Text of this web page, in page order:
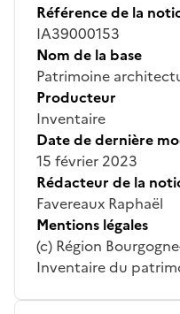
Référence de la
IA39000153
Nom de la base
Patrimoine
Producteur
Inventaire
Date de dernière
15 février 2023
Rédacteur de la
Favereaux Raphaël
Mentions légales
(c) Région
Inventaire du